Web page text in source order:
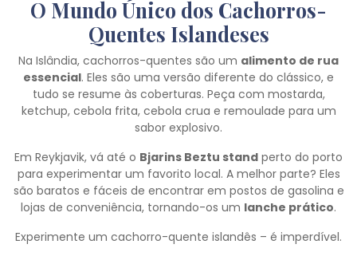
O Mundo Único dos Cachorros-
Quentes Islandeses
Na Islândia, cachorros-quentes são um alimento de rua
essencial. Eles são uma versão diferente do clássico, e
tudo se resume às coberturas. Peça com mostarda,
ketchup, cebola frita, cebola crua e remoulade para um
sabor explosivo.
Em Reykjavik, vá até o Bjarins Beztu stand perto do porto
para experimentar um favorito local. A melhor parte? Eles
são baratos e fáceis de encontrar em postos de gasolina e
lojas de conveniência, tornando-os um lanche prático.
Experimente um cachorro-quente islandês – é imperdível.